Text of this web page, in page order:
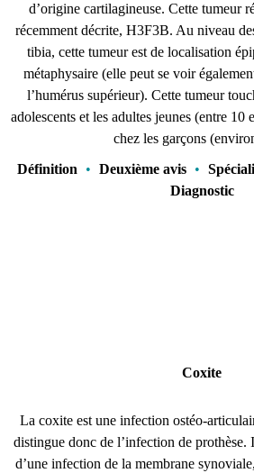
d’origine cartilagineuse. Cette tumeur
récemment décrite, H3F3B. Au niveau
tibia, cette tumeur est de localisation
métaphysaire (elle peut se voir
l’humérus supérieur). Cette tumeur
adolescents et les adultes jeunes (entre 10
chez les garçons
Définition
• Deuxième avis •
Diagnostic
Coxite
La coxite est une infection ostéo-
distingue donc de l’infection de prothèse.
d’une infection de la membrane